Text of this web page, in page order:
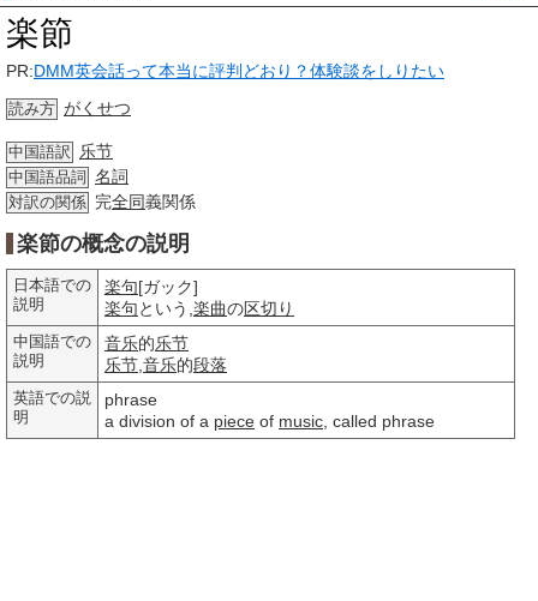
楽節
PR:DMM英会話って本当に評判どおり？体験談をしりたい
読み方 がくせつ
中国語訳 乐节
中国語品詞 名詞
対訳の関係 完全同義関係
楽節の概念の説明
日本語での
説明
楽句[ガック]
楽句という, 楽曲の区切り
中国語での
説明
音乐的乐节
乐节 音乐的段落
英語での説
明
phrase
a division of a piece of music , called phrase